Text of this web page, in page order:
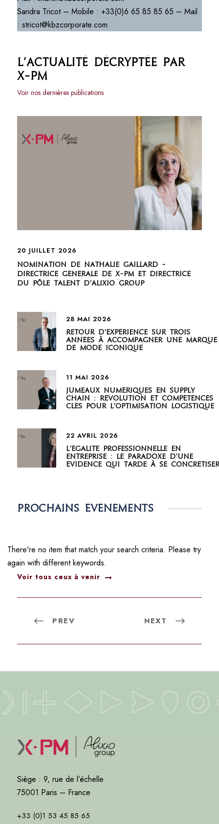
Sandra Tricot – Mobile : +33(0)6 65 85 85 65 – Mail
: stricot@kbzcorporate.com
L’actualité décryptée par
X-PM
Voir nos dernières publications
20 JUILLET 2026
Nomination de Nathalie Gaillard –
Directrice générale de X-PM et Directrice
du Pôle Talent d’Alixio Group
28 MAI 2026
Retour d’expérience sur trois
années à accompagner une marque
de mode iconique
11 MAI 2026
Jumeaux numériques en supply
chain : révolution et compétences
clés pour l’optimisation logistique
22 AVRIL 2026
L’égalité professionnelle en
entreprise : le paradoxe d’une
évidence qui tarde à se concrétiser
Prochains événements
There're no item that match your search criteria. Please try
again with different keywords.
Voir tous ceux à venir
PREV NEXT
Siège : 9, rue de l’échelle
75001 Paris – France
+33 (0)1 53 45 85 65